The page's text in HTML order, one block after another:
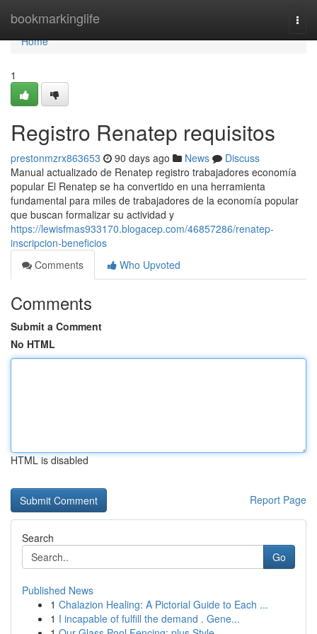
bookmarkinglife
Home
Home
1
Registro Renatep requisitos
prestonmzrx863653 90 days ago News
Discuss
Manual actualizado de Renatep registro trabajadores economía
popular El Renatep se ha convertido en una herramienta
fundamental para miles de trabajadores de la economía popular
que buscan formalizar su actividad y
https://lewisfmas933170.blogacep.com/46857286/renatep-
inscripcion-beneficios
Comments
Who Upvoted
Comments
Submit a Comment
No HTML
HTML is disabled
Report Page
Search
Go
Published News
1 Chalazion Healing: A Pictorial Guide to Each ...
1 I incapable of fulfill the demand . Gene...